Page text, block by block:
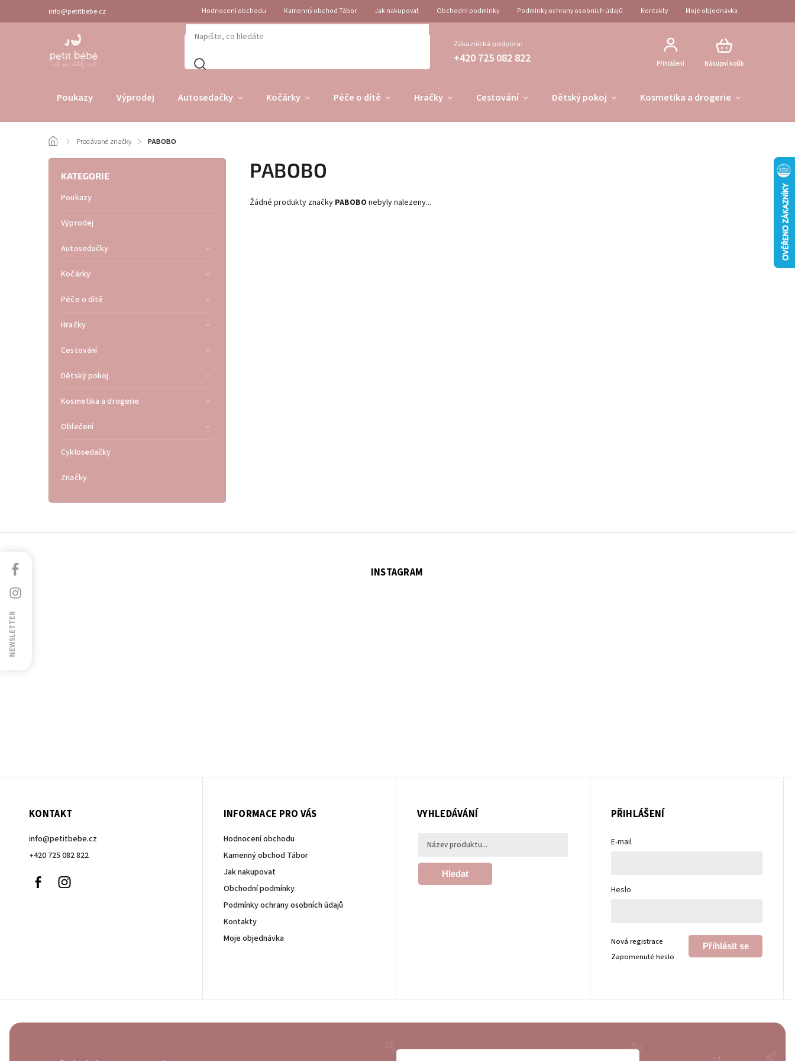
info@petitbebe.cz Hodnocení obchodu Kamenný obchod Tábor Jak nakupovat Obchodní podmínky Podmínky ochrany osobních údajů Kontakty Moje objednávka
Zákaznická podpora:
+420 725 082 822 Nákupní košík
Přihlášení
Poukazy Výprodej Autosedačky Kočárky Péče o dítě Hračky Cestování Dětský pokoj Kosmetika a drogerie
/ Prodávané značky / PABOBO
KATEGORIE
Poukazy
Výprodej
Autosedačky
Kočárky
Péče o dítě
Hračky
Cestování
Dětský pokoj
Kosmetika a drogerie
Oblečení
Cyklosedačky
Značky
PABOBO
Žádné produkty značky PABOBO nebyly nalezeny...
KONTAKT
info@petitbebe.cz
+420 725 082 822
Facebook
INFORMACE PRO VÁS
Hodnocení obchodu
Kamenný obchod Tábor
Jak nakupovat
Obchodní podmínky
Podmínky ochrany osobních údajů
Kontakty
Moje objednávka
VYHLEDÁVÁNÍ
Hledat
PŘIHLÁŠENÍ
E-mail
Heslo
Přihlásit se
Nová registrace
Zapomenuté heslo
INSTAGRAM
NEWSLETTER